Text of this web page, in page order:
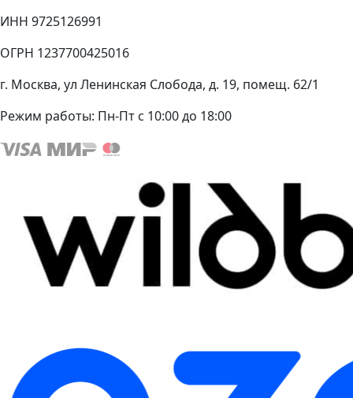
ИНН 9725126991
ОГРН 1237700425016
г. Москва, ул Ленинская Слобода, д. 19, помещ. 62/1
Режим работы: Пн-Пт с 10:00 до 18:00